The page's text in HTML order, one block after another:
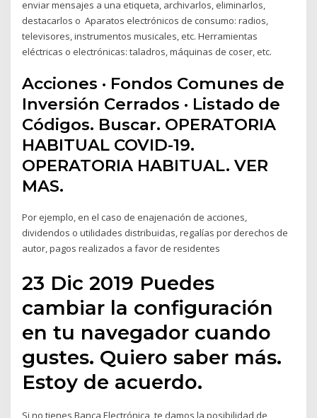
enviar mensajes a una etiqueta, archivarlos, eliminarlos,
destacarlos o Aparatos electrónicos de consumo: radios,
televisores, instrumentos musicales, etc. Herramientas
eléctricas o electrónicas: taladros, máquinas de coser, etc.
Acciones · Fondos Comunes de
Inversión Cerrados · Listado de
Códigos. Buscar. OPERATORIA
HABITUAL COVID-19.
OPERATORIA HABITUAL. VER
MAS.
Por ejemplo, en el caso de enajenación de acciones,
dividendos o utilidades distribuidas, regalías por derechos de
autor, pagos realizados a favor de residentes
23 Dic 2019 Puedes
cambiar la configuración
en tu navegador cuando
gustes. Quiero saber más.
Estoy de acuerdo.
Si no tienes Banca Electrónica, te damos la posibilidad de